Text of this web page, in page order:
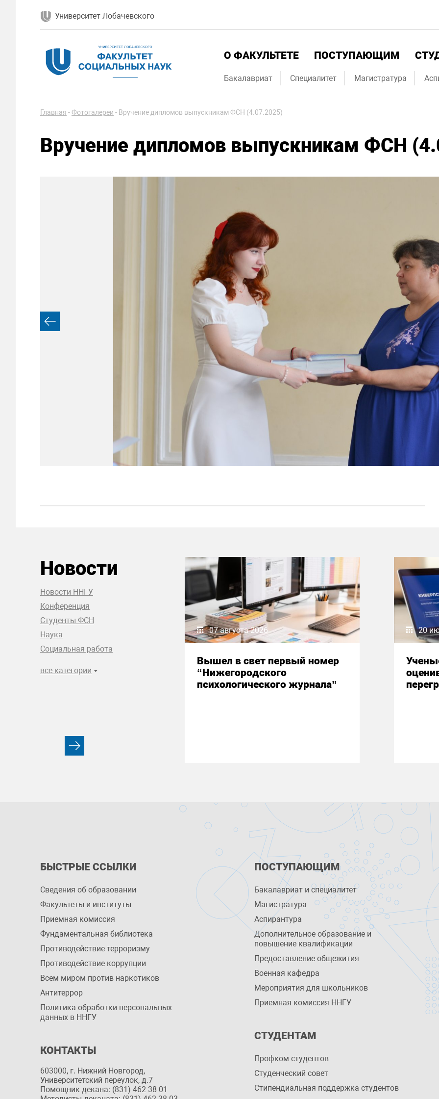
Университет Лобачевского
О ФАКУЛЬТЕТЕ ПОСТУПАЮЩИМ
Бакалавриат Специалитет Магистратура
Главная -Фотогалереи - Вручение дипломов выпускникам ФСН (4.07.2025)
Вручение дипломов выпускникам ФСН
Новости
Новости ННГУ
Конференция
Студенты ФСН
Наука
Социальная работа
все категории
07 августа 2026
Вышел в свет первый номер
“Нижегородского
психологического журнала”
20
БЫСТРЫЕ ССЫЛКИ
Сведения об образовании
Факультеты и институты
Приемная комиссия
Фундаментальная библиотека
Противодействие терроризму
Противодействие коррупции
Всем миром против наркотиков
Антитеррор
Политика обработки персональных
данных в ННГУ
КОНТАКТЫ
603000, г. Нижний Новгород,
Университетский переулок, д.7
Помощник декана: (831) 462 38 01
ПОСТУПАЮЩИМ
Бакалавриат и специалитет
Магистратура
Аспирантура
Дополнительное образование и
повышение квалификации
Предоставление общежития
Военная кафедра
Мероприятия для школьников
Приемная комиссия ННГУ
СТУДЕНТАМ
Профком студентов
Студенческий совет
Стипендиальная поддержка студентов